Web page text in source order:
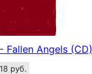
Fallen Angels (CD)
руб.